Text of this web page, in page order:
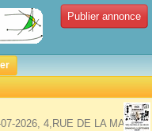
Publier annonce
2026, 4,RUE DE LA MAIRIE